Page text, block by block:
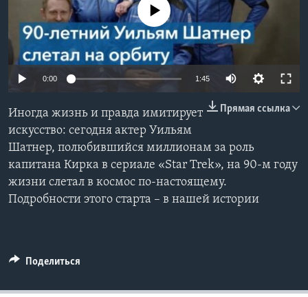
Learning English
СОЦИАЛЬНЫЕ СЕТИ
Языки
No media source currently available
0:00 1:45
Прямая ссылка
Иногда жизнь и правда имитирует
искусство: сегодня актер Уильям
Шатнер, полюбившийся миллионам за роль
капитана Кирка в сериале «Star Trek», на 90-м году
жизни слетал в космос по-настоящему.
Подробности этого старта – в нашей истории
Поделиться